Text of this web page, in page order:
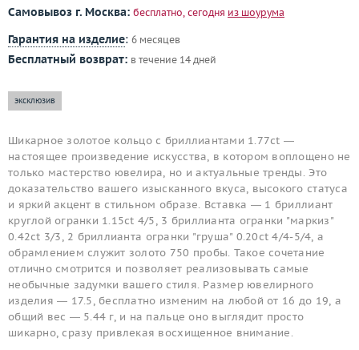
Самовывоз г. Москва: бесплатно, сегодня из шоурума
Гарантия на изделие: 6 месяцев
Бесплатный возврат: в течение 14 дней
эксклюзив
Шикарное золотое кольцо с бриллиантами 1.77ct —
настоящее произведение искусства, в котором воплощено не
только мастерство ювелира, но и актуальные тренды. Это
доказательство вашего изысканного вкуса, высокого статуса
и яркий акцент в стильном образе. Вставка — 1 бриллиант
круглой огранки 1.15ct 4/5, 3 бриллианта огранки "маркиз"
0.42ct 3/3, 2 бриллианта огранки "груша" 0.20ct 4/4-5/4, а
обрамлением служит золото 750 пробы. Такое сочетание
отлично смотрится и позволяет реализовывать самые
необычные задумки вашего стиля. Размер ювелирного
изделия — 17.5, бесплатно изменим на любой от 16 до 19, а
общий вес — 5.44 г, и на пальце оно выглядит просто
шикарно, сразу привлекая восхищенное внимание.